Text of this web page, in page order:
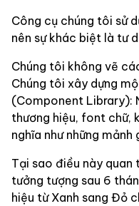
Công cụ chúng tôi sử
nên sự khác biệt là tư
Chúng tôi không vẽ
Chúng tôi xây dựng
(Component Library):
thương hiệu, font chữ,
nghĩa như những mảnh
Tại sao điều này quan
tưởng tượng sau 6
hiệu từ Xanh sang Đỏ